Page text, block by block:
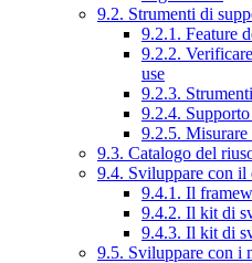
9.2. Strumenti di
9.2.1. Feature
9.2.2.
use
9.2.3.
9.2.4.
9.2.5. Misurare
9.3. Catalogo del
9.4. Sviluppare con il
9.4.1. Il
9.4.2. Il kit di
9.4.3. Il kit di
9.5. Sviluppare con i